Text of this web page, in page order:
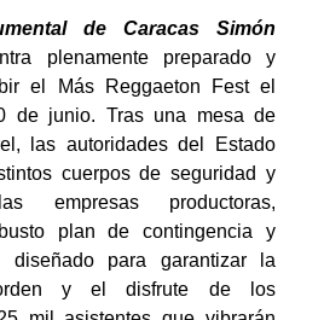
de Caracas Simón
plenamente preparado y
el Más Reggaeton Fest el
de junio. Tras una mesa de
las autoridades del Estado
cuerpos de seguridad y
empresas productoras,
plan de contingencia y
diseñado para garantizar la
y el disfrute de los